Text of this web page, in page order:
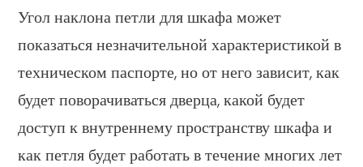
Угол наклона петли для шкафа может
показаться незначительной характеристикой в
техническом паспорте, но от него зависит, как
будет поворачиваться дверца, какой будет
доступ к внутреннему пространству шкафа и
как петля будет работать в течение многих лет